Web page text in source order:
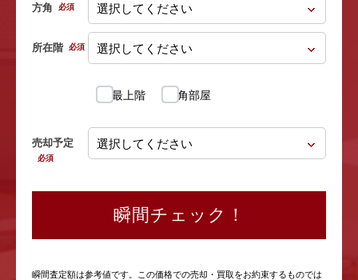
方角 必須
所在階 必須
最上階 角部屋
売却予定
必須
瞬間チェック！
瞬間査定額は参考値です。この価格での売却・買取をお約束するものでは